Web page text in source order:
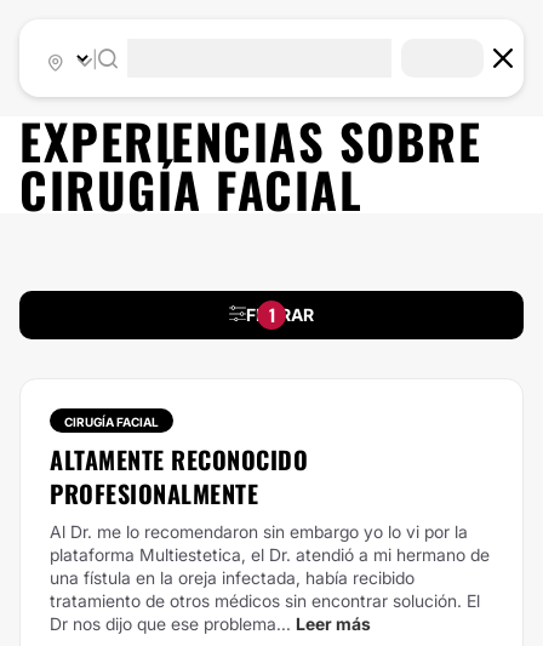
EXPERIENCIAS SOBRE
CIRUGÍA FACIAL
FILTRAR
1
CIRUGÍA FACIAL
ALTAMENTE RECONOCIDO
PROFESIONALMENTE
Al Dr. me lo recomendaron sin embargo yo lo vi por la
plataforma Multiestetica, el Dr. atendió a mi hermano de
una fístula en la oreja infectada, había recibido
tratamiento de otros médicos sin encontrar solución. El
Dr nos dijo que ese problema... Leer más